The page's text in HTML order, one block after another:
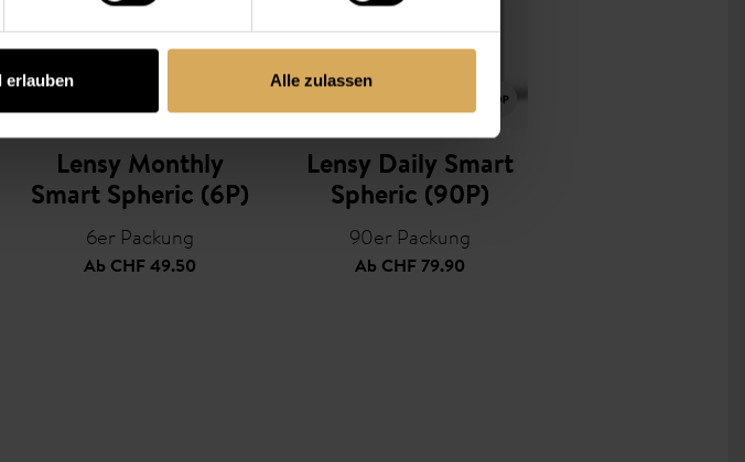
erlauben Alle zulassen
Lensy Monthly
Smart Spheric (6P)
6er Packung
AbCHF 49.50
Lensy Daily Smart
Spheric (90P)
90er Packung
AbCHF 79.90